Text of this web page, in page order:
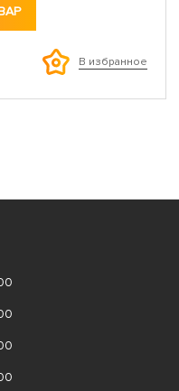
В избранное